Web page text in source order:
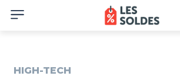
HIGH-TECH